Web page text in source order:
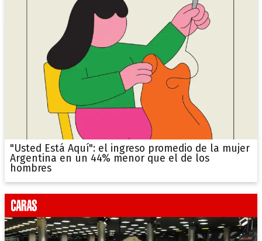
"Usted Está Aquí": el ingreso promedio de la mujer
Argentina en un 44% menor que el de los
hombres